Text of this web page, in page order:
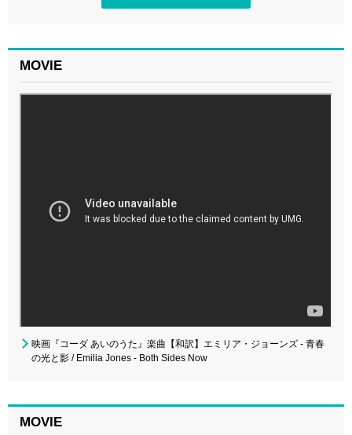
MOVIE
映画『コーダ あいのうた』楽曲【和訳】エミリア・ジョーンズ - 青春
の光と影 / Emilia Jones - Both Sides Now
MOVIE